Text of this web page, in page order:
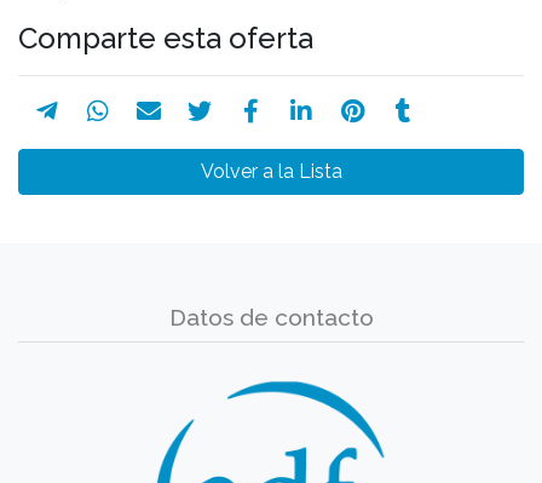
Comparte esta oferta
Volver a la Lista
Datos de contacto